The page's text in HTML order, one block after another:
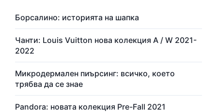
Борсалино: историята на шапка
Чанти: Louis Vuitton нова колекция A / W 2021-
2022
Микродермален пиърсинг: всичко, което
трябва да се знае
Pandora: новата колекция Pre-Fall 2021